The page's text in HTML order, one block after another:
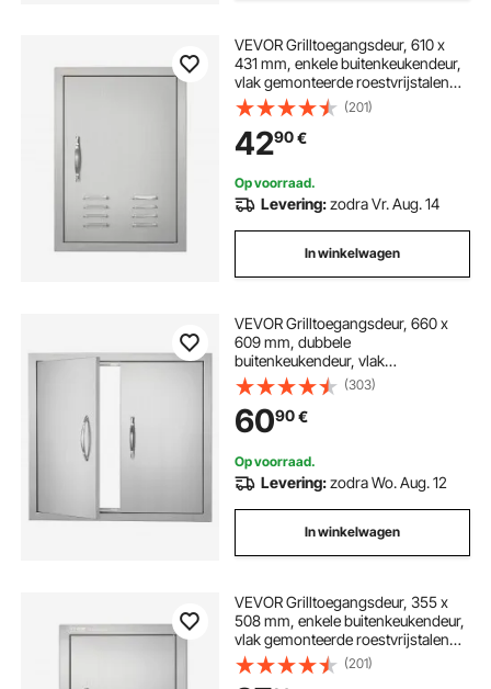
VEVOR Grilltoegangsdeur, 610 x
431 mm, enkele buitenkeukendeur,
vlak gemonteerde roestvrijstalen
deur, verticale wanddeur met
handgreep, ventilatieopeningen en
haken, voor grill-eiland, grillstation
(201)
4290€
Op voorraad.
Levering:zodra Vr. Aug. 14
In winkelwagen
VEVOR Grilltoegangsdeur, 660 x
609 mm, dubbele
buitenkeukendeur, vlak
gemonteerde roestvrijstalen deur,
verticale wanddeur met
handgrepen, voor grill-eiland,
grillstation, buitenkast
(303)
6090€
Op voorraad.
Levering:zodra Wo. Aug. 12
In winkelwagen
VEVOR Grilltoegangsdeur, 355 x
508 mm, enkele buitenkeukendeur,
vlak gemonteerde roestvrijstalen
deur, verticale wanddeur met
handgreep, voor grill-eiland,
(201)